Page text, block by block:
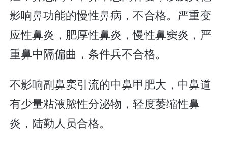
影响鼻功能的慢性鼻病，不合格。严重变
应性鼻炎，肥厚性鼻炎，慢性鼻窦炎，严
重鼻中隔偏曲，条件兵不合格。
不影响副鼻窦引流的中鼻甲肥大，中鼻道
有少量粘液脓性分泌物，轻度萎缩性鼻
炎，陆勤人员合格。